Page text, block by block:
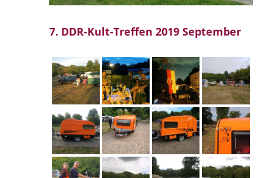
7. DDR-Kult-Treffen 2019 September